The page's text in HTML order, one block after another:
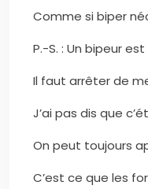
Comme si biper
P.-S. : Un bipeur
Il faut arrêter de
J’ai pas dis que
On peut toujours
C’est ce que les